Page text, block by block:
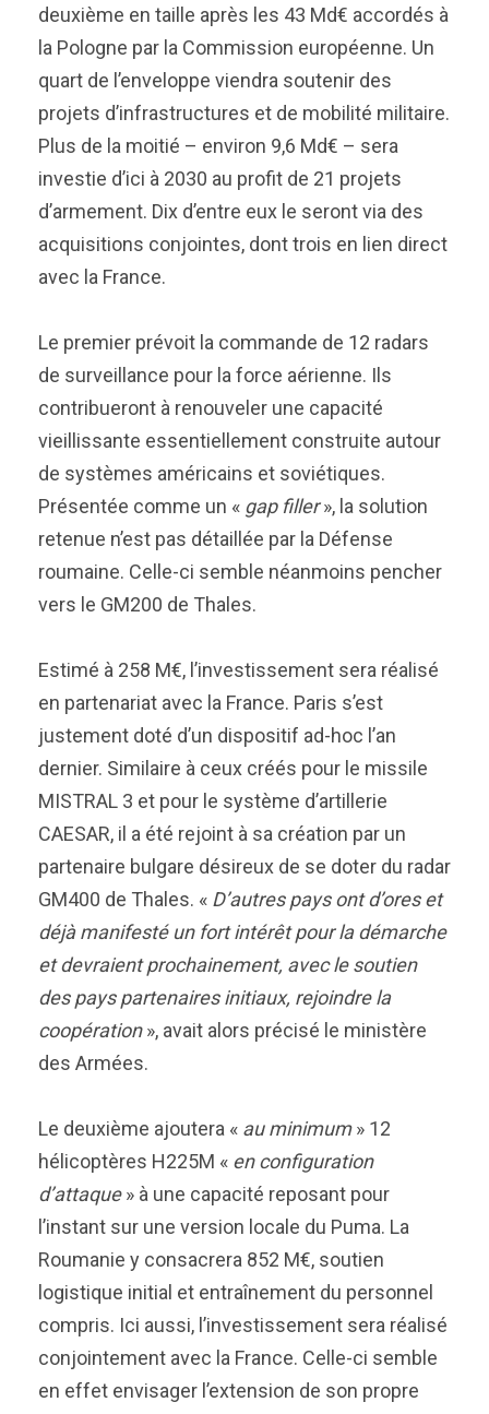
deuxième en taille après les 43 Md€ accordés à
la Pologne par la Commission européenne. Un
quart de l’enveloppe viendra soutenir des
projets d’infrastructures et de mobilité militaire.
Plus de la moitié – environ 9,6 Md€ – sera
investie d’ici à 2030 au profit de 21 projets
d’armement. Dix d’entre eux le seront via des
acquisitions conjointes, dont trois en lien direct
avec la France.
Le premier prévoit la commande de 12 radars
de surveillance pour la force aérienne. Ils
contribueront à renouveler une capacité
vieillissante essentiellement construite autour
de systèmes américains et soviétiques.
Présentée comme un « gap filler», la solution
retenue n’est pas détaillée par la Défense
roumaine. Celle-ci semble néanmoins pencher
vers le GM200 de Thales.
Estimé à 258 M€, l’investissement sera réalisé
en partenariat avec la France. Paris s’est
justement doté d’un dispositif ad-hoc l’an
dernier. Similaire à ceux créés pour le missile
MISTRAL 3 et pour le système d’artillerie
CAESAR, il a été rejoint à sa création par un
partenaire bulgare désireux de se doter du radar
GM400 de Thales. « D’autres pays ont d’ores et
déjà manifesté un fort intérêt pour la démarche
et devraient prochainement, avec le soutien
des pays partenaires initiaux, rejoindre la
coopération», avait alors précisé le ministère
des Armées.
Le deuxième ajoutera « au minimum» 12
hélicoptères H225M « en configuration
d’attaque» à une capacité reposant pour
l’instant sur une version locale du Puma. La
Roumanie y consacrera 852 M€, soutien
logistique initial et entraînement du personnel
compris. Ici aussi, l’investissement sera réalisé
conjointement avec la France. Celle-ci semble
en effet envisager l’extension de son propre